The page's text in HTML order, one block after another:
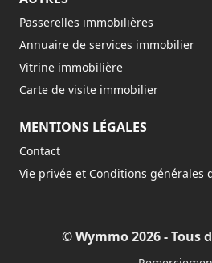
Passerelles immobilières
Annuaire de services immobilier
Vitrine immobilière
Carte de visite immobilier
MENTIONS LÉGALES
Contact
Vie privée et Conditions générales
© Wymmo 2026 - Tous